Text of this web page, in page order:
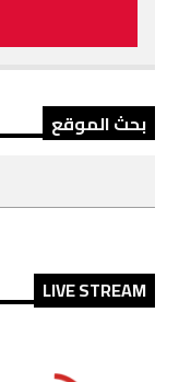
بحث الموقع
LIVE STREAM